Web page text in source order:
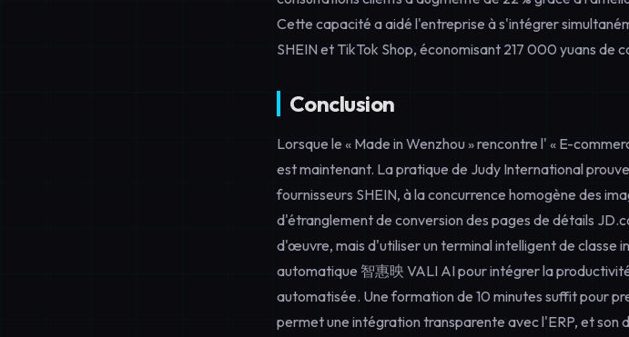
Cette capacité a aidé l'entreprise à s'intégrer
SHEIN et TikTok Shop, économisant 217 000 yuans de
Conclusion
Lorsque le « Made in Wenzhou » rencontre l' « E-
est maintenant. La pratique de Judy International
fournisseurs SHEIN, à la concurrence homogène des
d'étranglement de conversion des pages de détails
d'œuvre, mais d'utiliser un terminal intelligent de classe
automatique 智惠映 VALI AI pour intégrer la
automatisée. Une formation de 10 minutes suffit pour
permet une intégration transparente avec l'ERP, et